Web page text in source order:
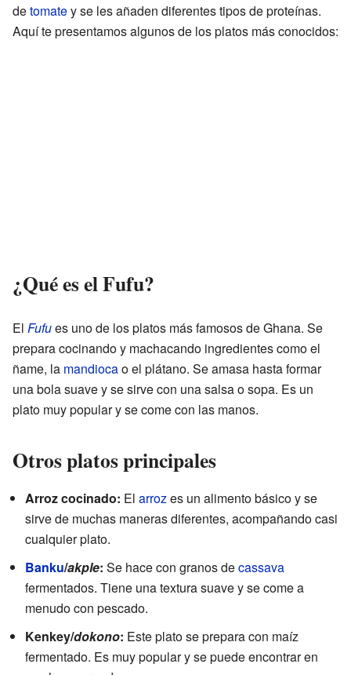
detomatey se les añaden diferentes tipos de proteínas.
Aquí te presentamos algunos de los platos más conocidos:
¿Qué es el Fufu?
El Fufues uno de los platos más famosos de Ghana. Se
prepara cocinando y machacando ingredientes como el
ñame, la mandiocao el plátano. Se amasa hasta formar
una bola suave y se sirve con una salsa o sopa. Es un
plato muy popular y se come con las manos.
Otros platos principales
Arroz cocinado: El arroz es un alimento básico y se
sirve de muchas maneras diferentes, acompañando casi
cualquier plato.
Banku/akple: Se hace con granos decassava
fermentados. Tiene una textura suave y se come a
menudo con pescado.
Kenkey/dokono: Este plato se prepara con maíz
fermentado. Es muy popular y se puede encontrar en